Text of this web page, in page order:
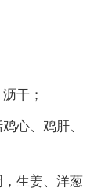
干；
心、鸡肝、
生姜、洋葱